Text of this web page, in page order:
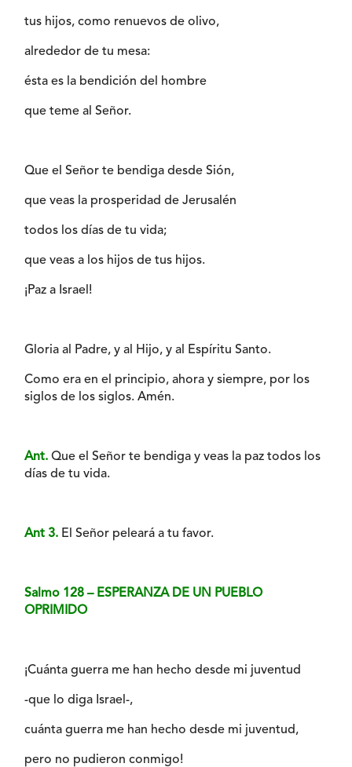
tus hijos, como renuevos de olivo,
alrededor de tu mesa:
ésta es la bendición del hombre
que teme al Señor.
Que el Señor te bendiga desde Sión,
que veas la prosperidad de Jerusalén
todos los días de tu vida;
que veas a los hijos de tus hijos.
¡Paz a Israel!
Gloria al Padre, y al Hijo, y al Espíritu Santo.
Como era en el principio, ahora y siempre, por los
siglos de los siglos. Amén.
Ant. Que el Señor te bendiga y veas la paz todos los
días de tu vida.
Ant 3. El Señor peleará a tu favor.
Salmo 128 – ESPERANZA DE UN PUEBLO
OPRIMIDO
¡Cuánta guerra me han hecho desde mi juventud
-que lo diga Israel-,
cuánta guerra me han hecho desde mi juventud,
pero no pudieron conmigo!